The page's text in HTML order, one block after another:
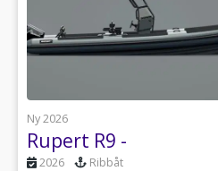
Ny 2026
Rupert R9 -
2026 Ribbåt